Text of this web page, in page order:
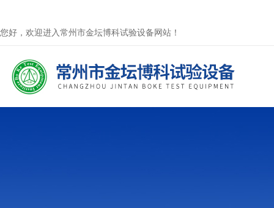
您好，欢迎进入常州市金坛博科试验设备网站！